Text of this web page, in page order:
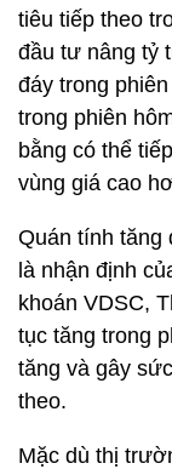
tiêu tiếp theo
đầu tư nâng tỷ
đáy trong
trong phiên
bằng có thể
vùng giá cao
Quán tính tăng
là nhận định
khoán VDSC,
tục tăng trong
tăng và gây
theo.
Mặc dù thị